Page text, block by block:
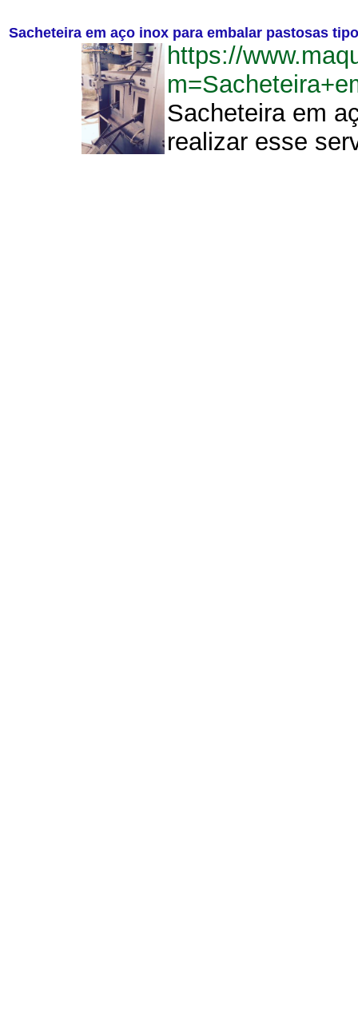
Sacheteira em aço inox para embalar pastosas
https://
Sacheteira em
realizar esse